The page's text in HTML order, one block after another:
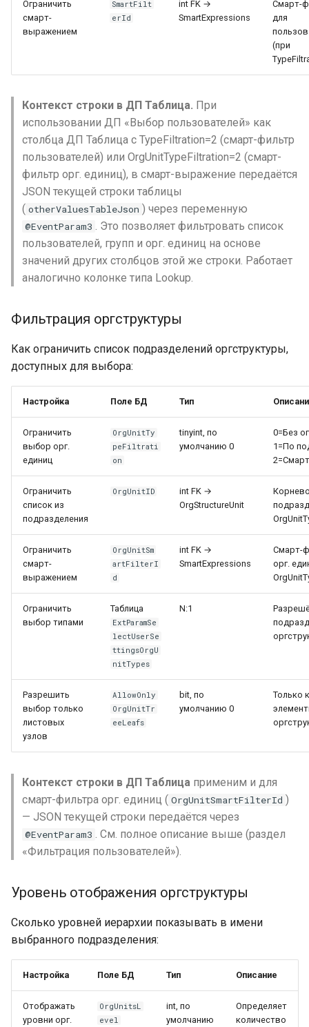
Ограничить
смарт-
выражением
SmartFilt
erId
int FK →
SmartExpressions
Смарт-
для
(при
Контекст строки в ДП Таблица. При
использовании ДП «Выбор пользователей» как
столбца ДП Таблица с TypeFiltration=2 (смарт-фильтр
пользователей) или OrgUnitTypeFiltration=2 (смарт-
фильтр орг. единиц), в смарт-выражение передаётся
JSON текущей строки таблицы
( otherValuesTableJson ) через переменную
@EventParam3
. Это позволяет фильтровать список
пользователей, групп и орг. единиц на основе
значений других столбцов этой же строки. Работает
аналогично колонке типа Lookup.
Фильтрация оргструктуры
Как ограничить список подразделений оргструктуры,
доступных для выбора:
Настройка Поле БД Тип
Ограничить
выбор орг.
единиц
OrgUnitTy
peFiltrati
on
tinyint, по
умолчанию 0
0=Без
1=По
Ограничить
список из
подразделения
OrgUnitID
int FK →
OrgStructureUnit
Ограничить
смарт-
выражением
OrgUnitSm
artFilterI
d
int FK →
SmartExpressions
Смарт-
орг.
Ограничить
выбор типами
Таблица
ExtParamSe
lectUserSe
ttingsOrgU
nitTypes
N:1
Разрешить
выбор только
листовых
узлов
AllowOnly
OrgUnitTr
eeLeafs
bit, по
умолчанию 0
Только
Контекст строки в ДП Таблица применим и для
смарт-фильтра орг. единиц ( OrgUnitSmartFilterId )
— JSON текущей строки передаётся через
@EventParam3
. См. полное описание выше (раздел
«Фильтрация пользователей»).
Уровень отображения оргструктуры
Сколько уровней иерархии показывать в имени
выбранного подразделения:
Настройка Поле БД Тип Описание
Отображать
уровни орг.
OrgUnitsL
evel
int, по
умолчанию
Определяет
количество